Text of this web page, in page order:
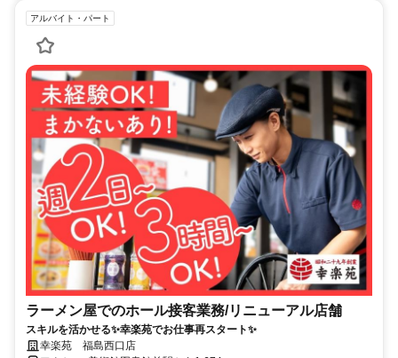
アルバイト・パート
ラーメン屋でのホール接客業務/リニューアル店舗
スキルを活かせる✨幸楽苑でお仕事再スタート✨
幸楽苑 福島西口店